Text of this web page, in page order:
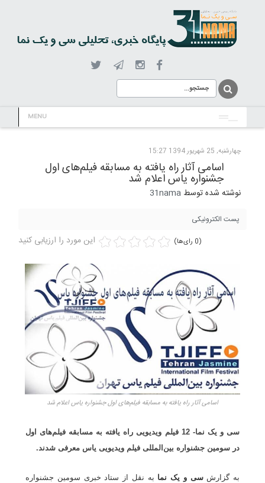
MENU
چهارشنبه, 25 شهریور 1394 15:27
اسامی آثار راه یافته به مسابقه فیلم‌های اول
جشنواره یاس اعلام شد
نوشته شده توسط 31nama
پست الکترونیکی
این مورد را ارزیابی کنید (0 رای‌ها)
اسامی آثار راه یافته به مسابقه فیلم‌های اول جشنواره یاس اعلام شد
سی و یک نما- 12
فیلم ویدیویی راه یافته به مسابقه فیلم‌های اول
در سومین جشنواره بین‌المللی فیلم ویدیویی یاس معرفی شدند.
به گزارشسی و یک نما به نقل از ستاد خبری سومین جشنواره